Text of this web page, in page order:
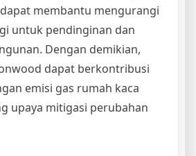
membantu mengurangi
untuk pendinginan dan
Dengan demikian,
dapat berkontribusi
emisi gas rumah kaca
upaya mitigasi perubahan